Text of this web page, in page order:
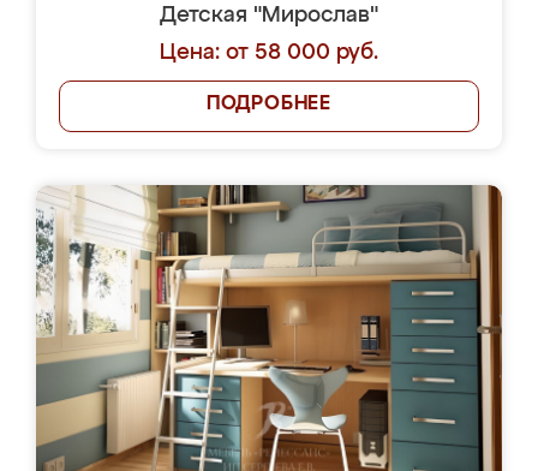
Детская "Мирослав"
Цена: от 58 000 руб.
ПОДРОБНЕЕ